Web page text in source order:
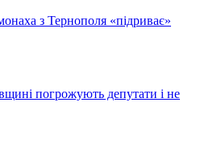
з Тернополя «підриває»
погрожують депутати і не